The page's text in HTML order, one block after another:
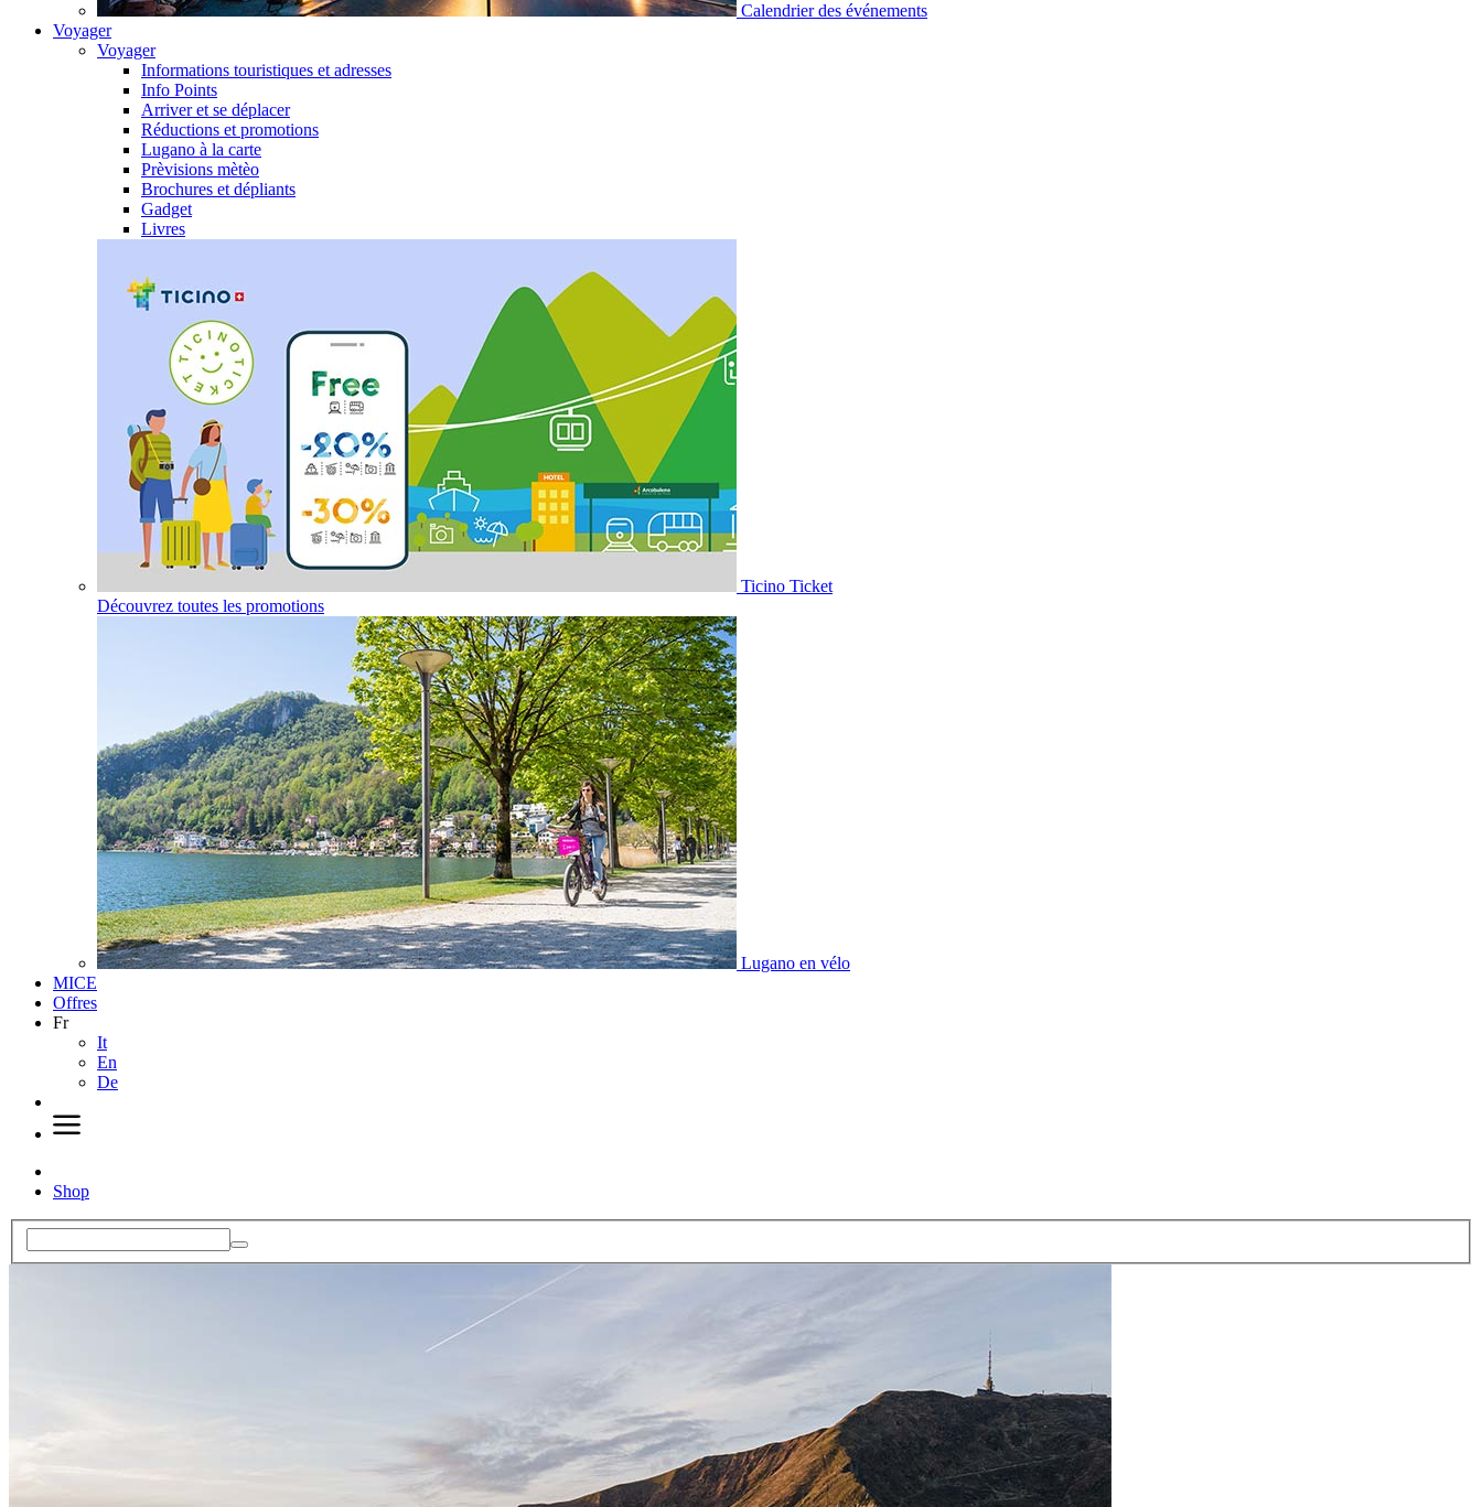
Calendrier des événements
Voyager
Voyager
Informations touristiques et adresses
Info Points
Arriver et se déplacer
Réductions et promotions
Lugano à la carte
Prèvisions mètèo
Brochures et dépliants
Gadget
Livres
Ticino Ticket
Découvrez toutes les promotions
Lugano en vélo
MICE
Offres
Fr
It
En
De
Shop